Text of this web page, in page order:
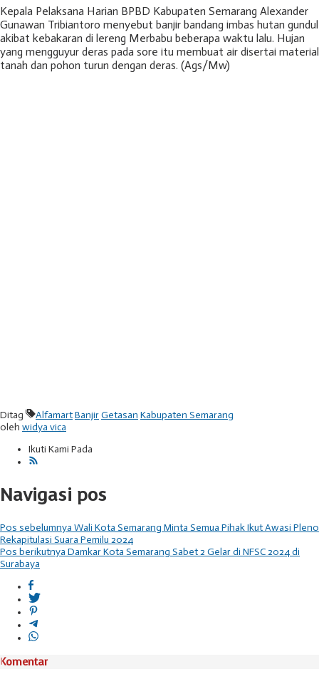
Kepala Pelaksana Harian BPBD Kabupaten Semarang Alexander
Gunawan Tribiantoro menyebut banjir bandang imbas hutan gundul
akibat kebakaran di lereng Merbabu beberapa waktu lalu. Hujan
yang mengguyur deras pada sore itu membuat air disertai material
tanah dan pohon turun dengan deras. (Ags/Mw)
Ditag AlfamartBanjirGetasan Kabupaten Semarang
oleh widya vica
Ikuti Kami Pada
Navigasi pos
Pos sebelumnya Wali Kota Semarang Minta Semua Pihak Ikut Awasi Pleno
Rekapitulasi Suara Pemilu 2024
Pos berikutnya Damkar Kota Semarang Sabet 2 Gelar di NFSC 2024 di
Surabaya
Komentar